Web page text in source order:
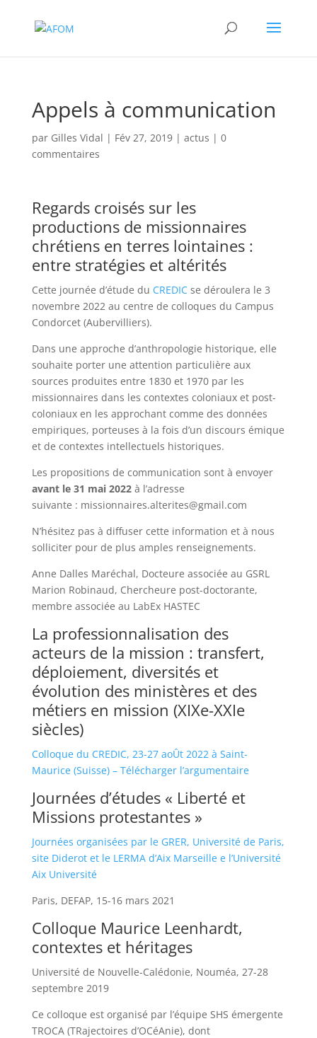
Appels à communication
par Gilles Vidal | Fév 27, 2019| actus | 0
commentaires
Regards croisés sur les
productions de missionnaires
chrétiens en terres lointaines :
entre stratégies et altérités
Cette journée d’étude du CREDICse déroulera le 3
novembre 2022 au centre de colloques du Campus
Condorcet (Aubervilliers).
Dans une approche d’anthropologie historique, elle
souhaite porter une attention particulière aux
sources produites entre 1830 et 1970 par les
missionnaires dans les contextes coloniaux et post-
coloniaux en les approchant comme des données
empiriques, porteuses à la fois d’un discours émique
et de contextes intellectuels historiques.
Les propositions de communication sont à envoyer
avant le 31 mai 2022à l’adresse
suivante : missionnaires.alterites@gmail.com
N’hésitez pas à diffuser cette information et à nous
solliciter pour de plus amples renseignements.
Anne Dalles Maréchal, Docteure associée au GSRL
Marion Robinaud, Chercheure post-doctorante,
membre associée au LabEx HASTEC
La professionnalisation des
acteurs de la mission : transfert,
déploiement, diversités et
évolution des ministères et des
métiers en mission (XIXe-XXIe
siècles)
Colloque du CREDIC, 23-27 aoÛt 2022 à Saint-
Maurice (Suisse) – Télécharger l’argumentaire
Journées d’études « Liberté et
Missions protestantes »
Journées organisées par le GRER, Université de Paris,
site Diderot et le LERMA d’Aix Marseille e l’Université
Aix Université
Paris, DEFAP, 15-16 mars 2021
Colloque Maurice Leenhardt,
contextes et héritages
Université de Nouvelle-Calédonie, Nouméa, 27-28
septembre 2019
Ce colloque est organisé par l’équipe SHS émergente
TROCA (TRajectoires d’OCéAnie), dont